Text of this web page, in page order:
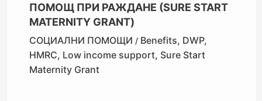
ПОМОЩ ПРИ РАЖДАНЕ (SURE START
MATERNITY GRANT)
СОЦИАЛНИ ПОМОЩИ / Benefits, DWP,
HMRC, Low income support, Sure Start
Maternity Grant